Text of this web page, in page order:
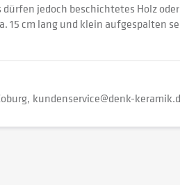
jedoch beschichtetes Holz
cm lang und klein aufgespalten
kundenservice@denk-